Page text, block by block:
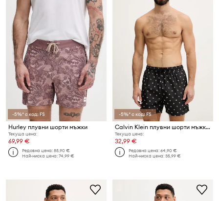
-5%* с код: FS
Hurley плувни шорти мъжки
Текуща цена:
69,99 €
Редовна цена:85,90 €
Най-ниска цена:74,99 €
-5%* с код: FS
Calvin Klein плувни шорти мъжки
Текуща цена:
32,99 €
Редовна цена:64,90 €
Най-ниска цена:35,99 €